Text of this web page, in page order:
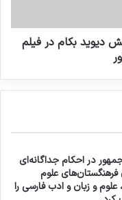
دیوید بکام در فیلم
در احکام جداگانه‌ای
فرهنگستان‌های علوم
علوم و زبان و ادب فارسی را